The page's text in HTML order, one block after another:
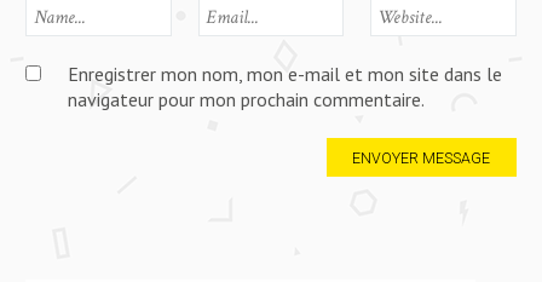
Enregistrer mon nom, mon e-mail et mon site dans le
navigateur pour mon prochain commentaire.